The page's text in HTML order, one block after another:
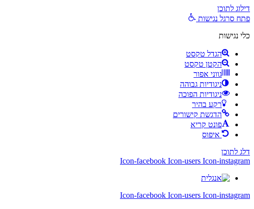
דילוג לתוכן
פתח סרגל נגישות
כלי נגישות
הגדל טקסט
הקטן טקסט
גווני אפור
ניגודיות גבוהה
ניגודיות הפוכה
רקע בהיר
הדגשת קישורים
פונט קריא
איפוס
דלג לתוכן
Icon-facebook Icon-users Icon-instagram
Icon-facebook Icon-users Icon-instagram